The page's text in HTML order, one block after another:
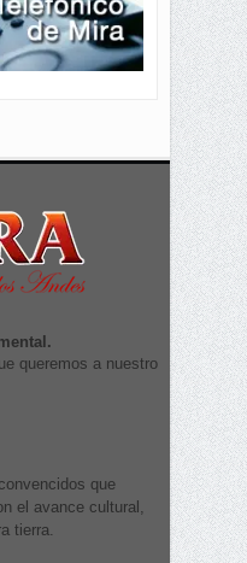
queremos a nuestro
que
el avance cultural,
tierra.